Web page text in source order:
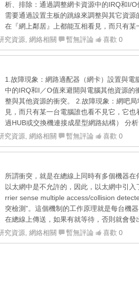
析、排除：通過調整網卡資源中的IRQ和I/
需要通過設置主板的跳線來調整與其它資
在『網上鄰居』上都能互相看見，而只有某
究資源 網絡相關 暫無評論 喜歡 0
1.故障現象：網路適配器（網卡）設置與
中的IRQ和I／O值來避開與電腦其他資源的
整與其他資源的衝突。 2.故障現象：網吧
見，而只有某一台電腦誰也看不見它，它
過HUB或交換機連接成星型網路結構） 分
究資源 網絡相關 暫無評論 喜歡 0
所謂衝突，就是在總線上同時有多個機器
以太網中是不允許的，因此，以太網中引
rrier sense multiple access/collision
突檢測”。這個機制的工作原理就是每台機
在總線上傳送，如果有就等待，否則就會發
究資源 網絡相關 暫無評論 喜歡 0